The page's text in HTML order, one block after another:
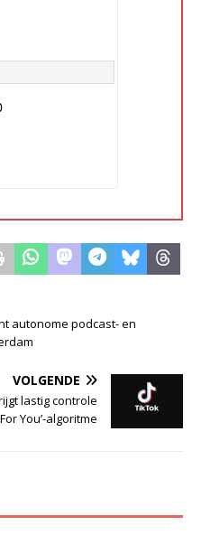
autonome podcast- en
VOLGENDE
lastig controle
You’-algoritme